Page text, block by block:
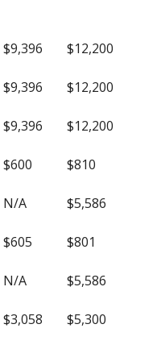
$9,396 $12,200
$9,396 $12,200
$9,396 $12,200
$600 $810
N/A $5,586
$605 $801
N/A $5,586
$3,058 $5,300